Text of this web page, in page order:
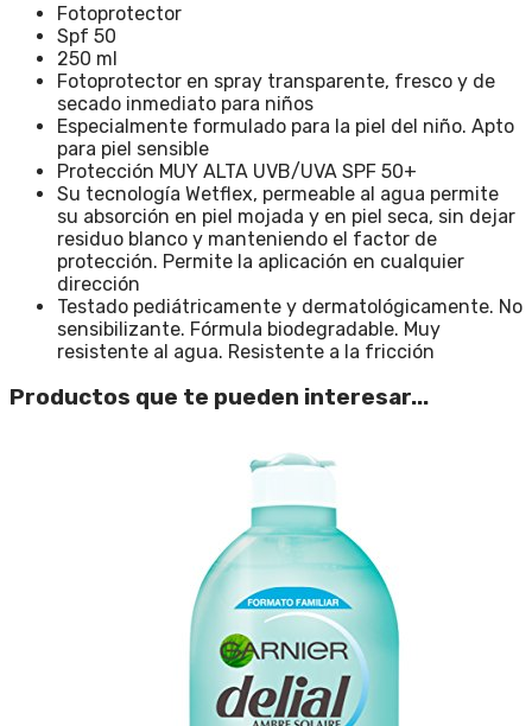
Fotoprotector
Spf 50
250 ml
Fotoprotector en spray transparente, fresco y de
secado inmediato para niños
Especialmente formulado para la piel del niño. Apto
para piel sensible
Protección MUY ALTA UVB/UVA SPF 50+
Su tecnología Wetflex, permeable al agua permite
su absorción en piel mojada y en piel seca, sin dejar
residuo blanco y manteniendo el factor de
protección. Permite la aplicación en cualquier
dirección
Testado pediátricamente y dermatológicamente. No
sensibilizante. Fórmula biodegradable. Muy
resistente al agua. Resistente a la fricción
Productos que te pueden interesar...